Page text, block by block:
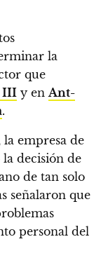
la
que
III y enAnt-
.
la empresa de
decisión de
de tan solo
señalaron que
personal del